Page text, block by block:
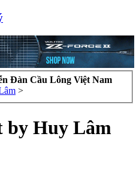
Đàn Cầu Lông Việt Nam
>
by Huy Lâm